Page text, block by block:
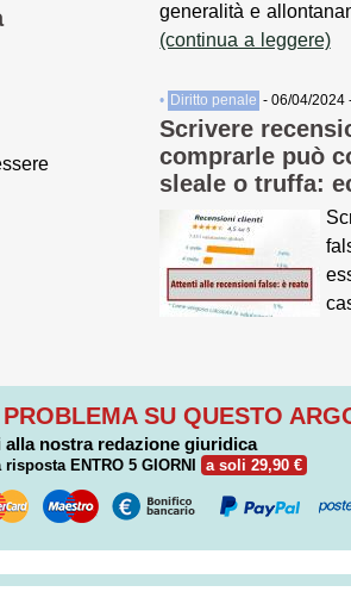
generalità e
(continua a leggere)
• Diritto penale - 06/04/2024
Scrivere
comprarle può
sleale o truffa:
SU QUESTO
alla nostra redazione giuridica
risposta ENTRO 5 GIORNI a soli 29,90 €